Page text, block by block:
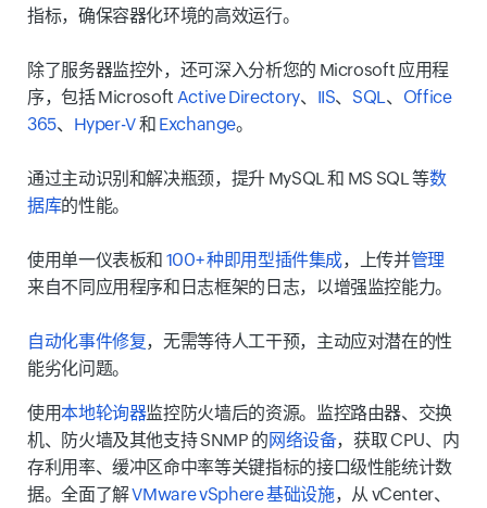
指标，确保容器化环境的高效运行。
除了服务器监控外，还可深入分析您的 Microsoft 应用程
序，包括 Microsoft Active Directory、 IIS、 SQL、 Office
365、 Hyper-V和 Exchange。
通过主动识别和解决瓶颈，提升 MySQL 和 MS SQL 等数
据库的性能。
使用单一仪表板和 100+ 种即用型插件集成，上传并管理
来自不同应用程序和日志框架的日志，以增强监控能力。
自动化事件修复，无需等待人工干预，主动应对潜在的性
能劣化问题。
使用本地轮询器监控防火墙后的资源。监控路由器、交换
机、防火墙及其他支持 SNMP 的网络设备，获取 CPU、内
存利用率、缓冲区命中率等关键指标的接口级性能统计数
据。全面了解VMware vSphere 基础设施，从 vCenter、